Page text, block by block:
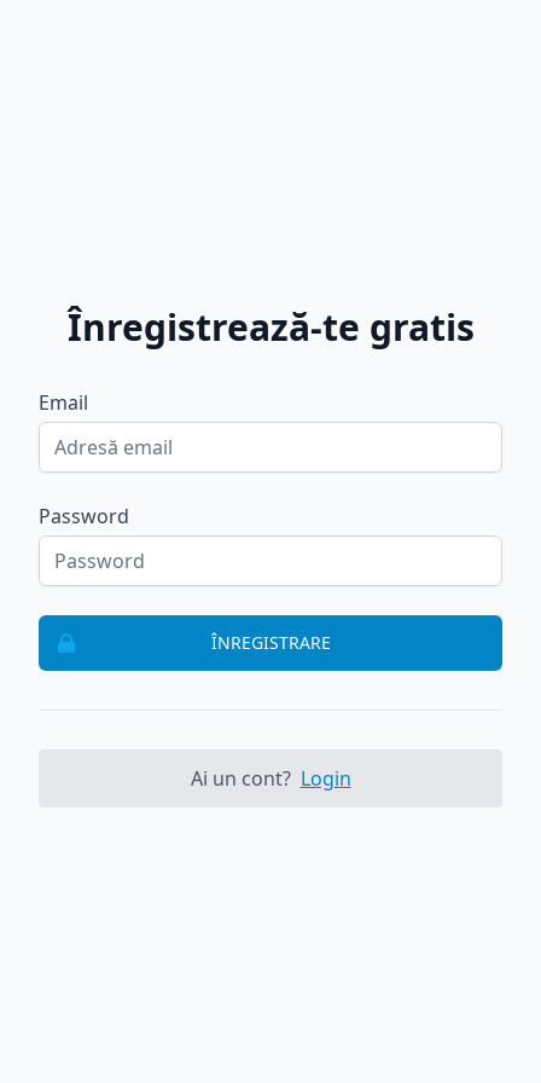
Înregistrează-te gratis
Email
Password
ÎNREGISTRARE
Ai un cont? Login